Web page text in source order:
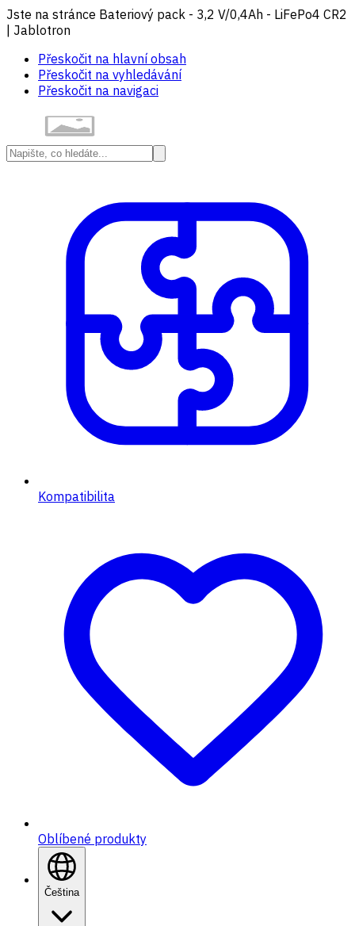
Jste na stránce Bateriový pack - 3,2 V/0,4Ah - LiFePo4 CR2
| Jablotron
Přeskočit na hlavní obsah
Přeskočit na vyhledávání
Přeskočit na navigaci
Kompatibilita
Oblíbené produkty
Čeština